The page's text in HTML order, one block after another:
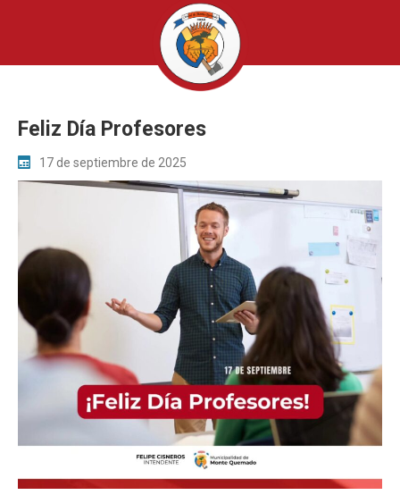
Feliz Día Profesores
17 de septiembre de 2025